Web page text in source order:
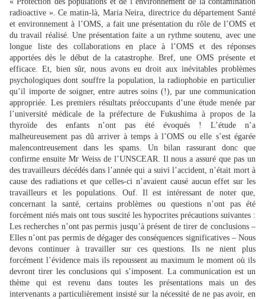
radioactive ». Ce matin-là, Maria Neira, directrice du département Santé
et environnement à l’OMS, a fait une présentation du rôle de l’OMS et
du travail réalisé. Une présentation faite a un rythme soutenu, avec une
longue liste des collaborations en place à l’OMS et des réponses
apportées dès le début de la catastrophe. Bref, une OMS présente et
efficace. Et, bien sûr, nous avons eu droit aux inévitables problèmes
psychologiques dont souffre la population, la radiophobie en particulier
qu’il importe de soigner, entre autres soins (!), par une communication
appropriée. Les premiers résultats préoccupants d’une étude menée par
l’université médicale de la préfecture de Fukushima à propos de la
thyroïde des enfants n’ont pas été évoqués ! L’étude n’a
malheureusement pas dû arriver à temps à l’OMS ou elle s’est égarée
malencontreusement dans les spams. Un bilan rassurant donc que
confirme ensuite Mr Weiss de l’UNSCEAR. Il nous a assuré que pas un
des travailleurs décédés dans l’année qui a suivi l’accident, n’était mort à
cause des radiations et que celles-ci n’avaient causé aucun effet sur les
travailleurs et les populations. Ouf. Il est intéressant de noter que,
concernant la santé, certains problèmes ou questions n’ont pas été
forcément niés mais ont tous suscité les hypocrites précautions suivantes :
Les recherches n’ont pas permis jusqu’à présent de tirer de conclusions –
Elles n’ont pas permis de dégager des conséquences significatives – Nous
devons continuer à travailler sur ces questions. Ils ne nient plus
forcément l’évidence mais ils repoussent au maximum le moment où ils
devront tirer les conclusions qui s’imposent. La communication est un
thème qui est revenu dans toutes les présentations mais un des
intervenants a particulièrement insisté sur la nécessité de ne pas avoir, en